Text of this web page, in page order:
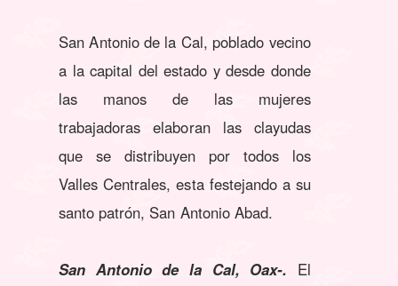
San Antonio de la Cal, poblado vecino
a la capital del estado y desde donde
las manos de las mujeres
trabajadoras elaboran las clayudas
que se distribuyen por todos los
Valles Centrales, esta festejando a su
santo patrón, San Antonio Abad.
San Antonio de la Cal, Oax-. El